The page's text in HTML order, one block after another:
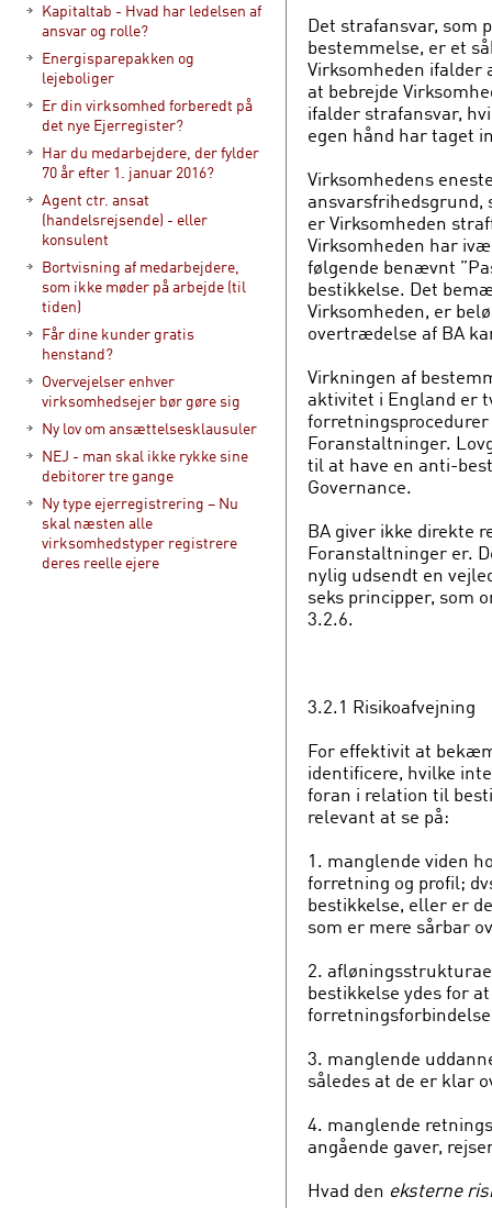
Kapitaltab - Hvad har ledelsen af
ansvar og rolle?
Energisparepakken og
lejeboliger
Er din virksomhed forberedt på
det nye Ejerregister?
Har du medarbejdere, der fylder
70 år efter 1. januar 2016?
Agent ctr. ansat
(handelsrejsende) - eller
konsulent
Bortvisning af medarbejdere,
som ikke møder på arbejde (til
tiden)
Får dine kunder gratis
henstand?
Overvejelser enhver
virksomhedsejer bør gøre sig
Ny lov om ansættelsesklausuler
NEJ - man skal ikke rykke sine
debitorer tre gange
Ny type ejerregistrering – Nu
skal næsten alle
virksomhedstyper registrere
deres reelle ejere
Det strafansvar, som
bestemmelse, er et
Virksomheden ifalder
at bebrejde
ifalder strafansvar,
egen hånd har taget
Virksomhedens
ansvarsfrihedsgrund,
er Virksomheden
Virksomheden har
følgende benævnt
bestikkelse. Det
Virksomheden, er
overtrædelse af BA
Virkningen af
aktivitet i England er
Foranstaltninger.
til at have en anti-
Governance.
BA giver ikke direkte
Foranstaltninger er.
nylig udsendt en
seks principper, som
3.2.6.
3.2.1 Risikoafvejning
For effektivit at
identificere, hvilke
foran i relation til
relevant at se på:
1. manglende viden
forretning og profil;
bestikkelse, eller er
som er mere sårbar
2.
bestikkelse ydes for
3. manglende
således at de er klar
4. manglende
angående gaver,
Hvad den eksterne